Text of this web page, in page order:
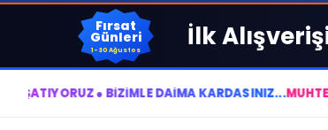
Fırsat
Günleri
1-30 Ağustos İlk
● BİZİMLE DAİMA KÂRDASINIZ...MUHTEŞEM